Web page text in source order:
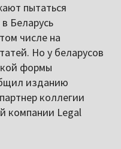
пытаться
Беларусь
числе на
Но у беларусов
формы
изданию
коллегии
компании Legal